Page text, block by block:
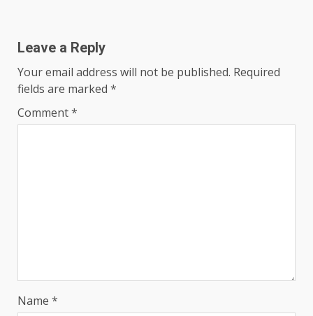
Leave a Reply
Your email address will not be published. Required
fields are marked *
Comment*
Name *